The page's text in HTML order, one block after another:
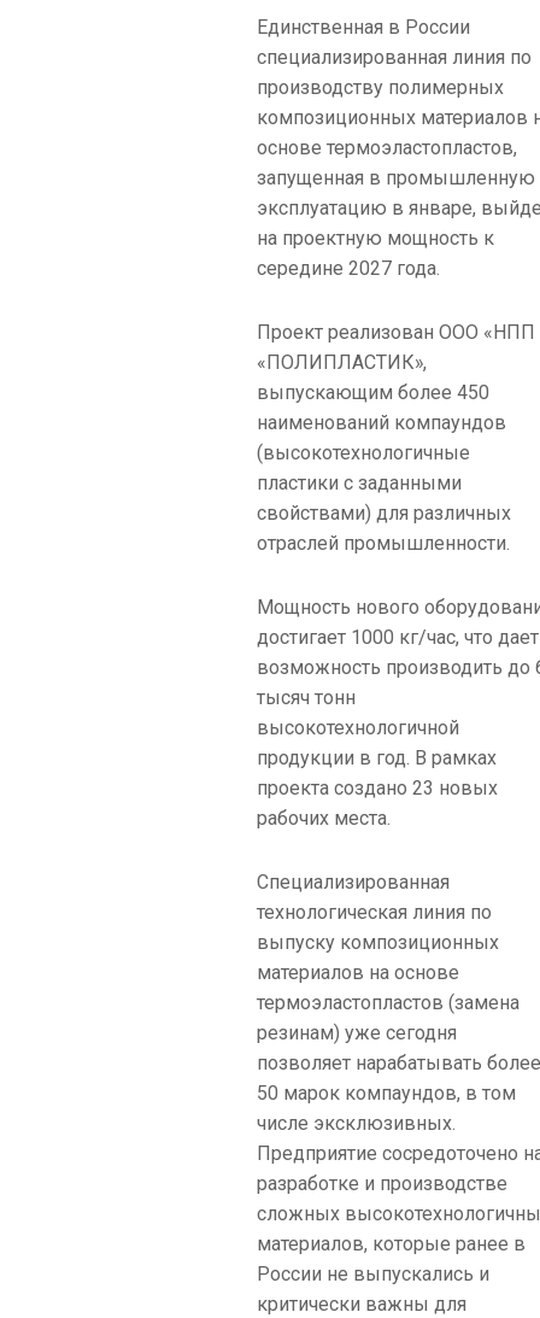
Единственная в России
специализированная линия по
производству полимерных
композиционных материалов
основе термоэластопластов,
запущенная в промышленную
эксплуатацию в январе,
на проектную мощность к
середине 2027 года.
Проект реализован ООО «НПП
«ПОЛИПЛАСТИК»,
выпускающим более 450
наименований компаундов
(высокотехнологичные
пластики с заданными
свойствами) для различных
отраслей промышленности.
Мощность нового
достигает 1000 кг/час, что дает
возможность производить до
тысяч тонн
высокотехнологичной
продукции в год. В рамках
проекта создано 23 новых
рабочих места.
Специализированная
технологическая линия по
выпуску композиционных
материалов на основе
термоэластопластов (замена
резинам) уже сегодня
позволяет нарабатывать
50 марок компаундов, в том
числе эксклюзивных.
Предприятие сосредоточено
разработке и производстве
сложных
материалов, которые ранее в
России не выпускались и
критически важны для